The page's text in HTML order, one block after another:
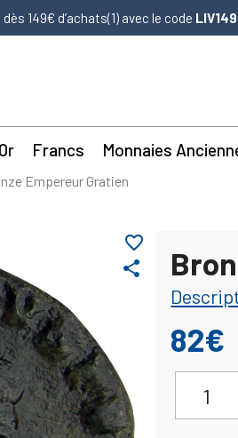
dès 149€ d’achats(1) avec le code LIV149
Francs Monnaies
Empereur Gratien
share
favorite_border
82€